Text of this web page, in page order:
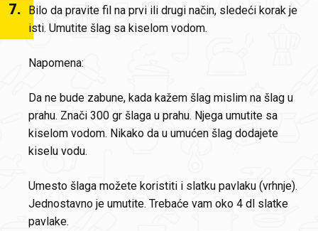
7.
Bilo da pravite fil na prvi ili drugi način, sledeći korak je
isti. Umutite šlag sa kiselom vodom.
Napomena:
Da ne bude zabune, kada kažem šlag mislim na šlag u
prahu. Znači 300 gr šlaga u prahu. Njega umutite sa
kiselom vodom. Nikako da u umućen šlag dodajete
kiselu vodu.
Umesto šlaga možete koristiti i slatku pavlaku (vrhnje).
Jednostavno je umutite. Trebaće vam oko 4 dl slatke
pavlake.